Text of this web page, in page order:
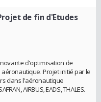
de fin d'Etudes
d'optimisation de
Projet initié par le
dans l'aéronautique
AIRBUS, EADS, THALES.